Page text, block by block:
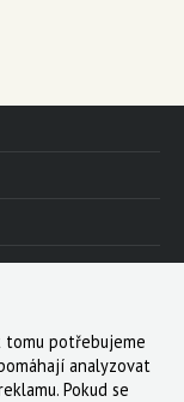
tomu potřebujeme
analyzovat
Pokud se